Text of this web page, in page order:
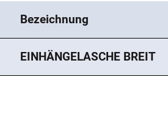
Bezeichnung
EINHÄNGELASCHE BREIT